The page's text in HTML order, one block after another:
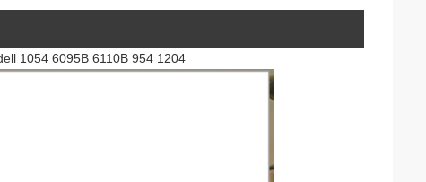
1054 6095B 6110B 954 1204